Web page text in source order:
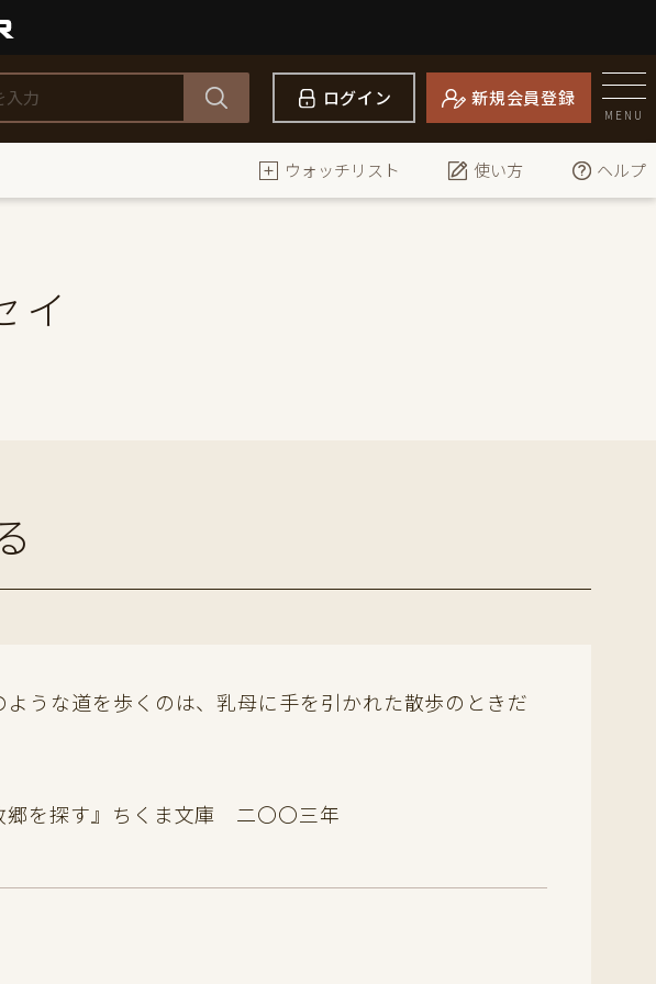
ログイン 新規会員登録
MENU
ウォッチリスト 使い方 ヘルプ
イ
うな道を歩くのは、乳母に手を引かれた散歩のときだ
を探す』ちくま文庫 二〇〇三年